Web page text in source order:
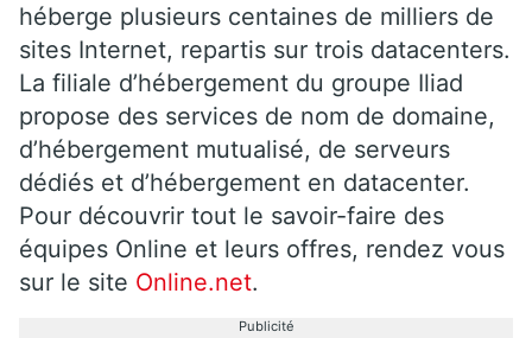
héberge plusieurs centaines de milliers de
sites Internet, repartis sur trois datacenters.
La filiale d’hébergement du groupe Iliad
propose des services de nom de domaine,
d’hébergement mutualisé, de serveurs
dédiés et d’hébergement en datacenter.
Pour découvrir tout le savoir-faire des
équipes Online et leurs offres, rendez vous
sur le site Online.net.
Publicité